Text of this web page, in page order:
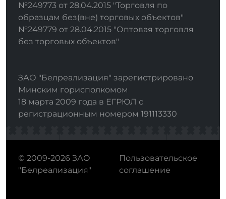
№249773 от 28.04.2015 "Торговля по
образцам без(вне) торговых объектов"
№249779 от 28.04.2015 "Оптовая торговля
без торговых объектов"
ЗАО "Белреализация" зарегистрировано
Минским горисполкомом
18 марта 2009 года в ЕГРЮЛ с
регистрационным номером 191113330
© 2009-2026 ЗАО
"Белреализация"
Пользовательское
соглашение